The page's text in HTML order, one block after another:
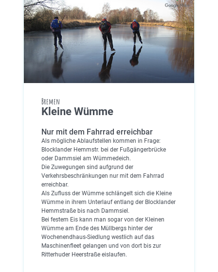
Bremen
Kleine Wümme
Nur mit dem Fahrrad erreichbar
Als mögliche Ablaufstellen kommen in Frage:
Blocklander Hemmstr. bei der Fußgängerbrücke
oder Dammsiel am Wümmedeich.
Die Zuwegungen sind aufgrund der
Verkehrsbeschränkungen nur mit dem Fahrrad
erreichbar.
Als Zufluss der Wümme schlängelt sich die Kleine
Wümme in ihrem Unterlauf entlang der Blocklander
Hemmstraße bis nach Dammsiel.
Bei festem Eis kann man sogar von der Kleinen
Wümme am Ende des Müllbergs hinter der
Wochenendhaus-Siedlung westlich auf das
Maschinenfleet gelangen und von dort bis zur
Ritterhuder Heerstraße eislaufen.